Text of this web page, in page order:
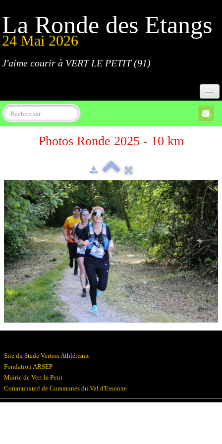
La Ronde des Etangs
24 Mai 2026
J'aime courir à VERT LE PETIT (91)
Accueil
Programme
Règlement
Parcours
Résultats
Devenez bénévoles
Partenaires
Photos▼
Photos Ronde 2025 - 10 km
Site du Stade Vertois Athlétisme
Fondation ARSEP
Mairie de Vert le Petit
Communauté de Communes du Val d'Essonne